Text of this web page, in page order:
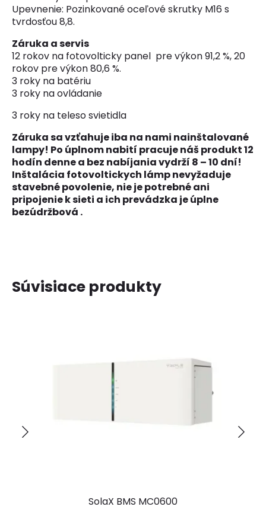
Upevnenie: Pozinkované oceľové skrutky M16 s
tvrdosťou 8,8.
Záruka a servis
12 rokov na fotovolticky panel pre výkon 91,2 %, 20
rokov pre výkon 80,6 %.
3 roky na batériu
3 roky na ovládanie
3 roky na teleso svietidla
Záruka sa vzťahuje iba na nami nainštalované
lampy! Po úplnom nabití pracuje náš produkt 12
hodín denne a bez nabíjania vydrží 8 – 10 dní!
Inštalácia fotovoltickych lámp nevyžaduje
stavebné povolenie, nie je potrebné ani
pripojenie k sieti a ich prevádzka je úplne
bezúdržbová .
Súvisiace produkty
SolaX BMS MC0600